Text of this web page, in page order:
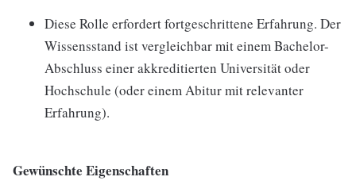
Diese Rolle erfordert fortgeschrittene Erfahrung. Der
Wissensstand ist vergleichbar mit einem Bachelor-
Abschluss einer akkreditierten Universität oder
Hochschule (oder einem Abitur mit relevanter
Erfahrung).
Gewünschte Eigenschaften